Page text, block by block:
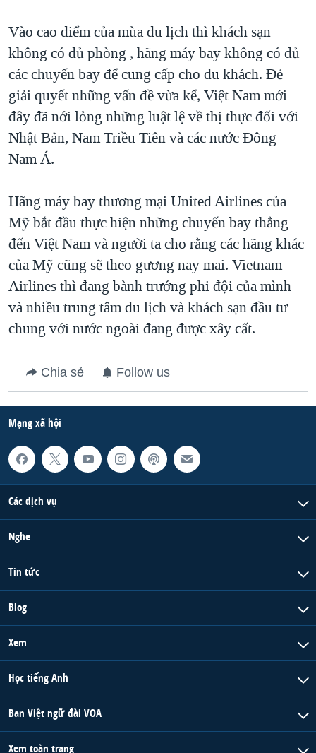
Vào cao điểm của mùa du lịch thì khách sạn
không có đủ phòng , hãng máy bay không có đủ
các chuyến bay để cung cấp cho du khách. Đẻ
giải quyết những vấn đề vừa kể, Việt Nam mới
đây đã nới lỏng những luật lệ về thị thực đối với
Nhật Bản, Nam Triều Tiên và các nước Đông
Nam Á.
Hãng máy bay thương mại United Airlines của
Mỹ bắt đầu thực hiện những chuyến bay thẳng
đến Việt Nam và người ta cho rằng các hãng khác
của Mỹ cũng sẽ theo gương nay mai. Vietnam
Airlines thì đang bành trướng phi đội của mình
và nhiều trung tâm du lịch và khách sạn đầu tư
chung với nước ngoài đang được xây cất.
Chia sẻ Follow us
Mạng xã hội
Các dịch vụ
Nghe
Tin tức
Blog
Xem
Học tiếng Anh
Ban Việt ngữ đài VOA
Xem toàn trang